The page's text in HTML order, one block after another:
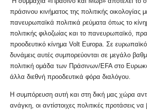
πράσινου κινήματος της πολιτικής οικολογίας
πανευρωπαϊκά πολιτικά ρεύματα όπως το
πολιτικής φιλοζωίας και το πανευρωπαϊκό,
προοδευτικό κίνημα Volt Europa. Σε
δυνάμεις αυτές συμπορεύονται σε μεγάλο
πολιτική ομάδα των Πράσινων/EFA στο
άλλα διεθνή προοδευτικά φόρα διαλόγου.
Η συμπόρευση αυτή και στη δική μας χώρα
ανάγκη, οι αντίστοιχες πολιτικές προτάσεις